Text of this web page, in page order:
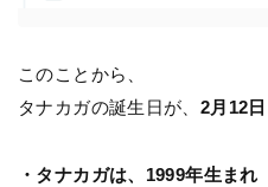
このことから、
タナカガの誕生日が、 2月12日
・タナカガは、1999年生まれ